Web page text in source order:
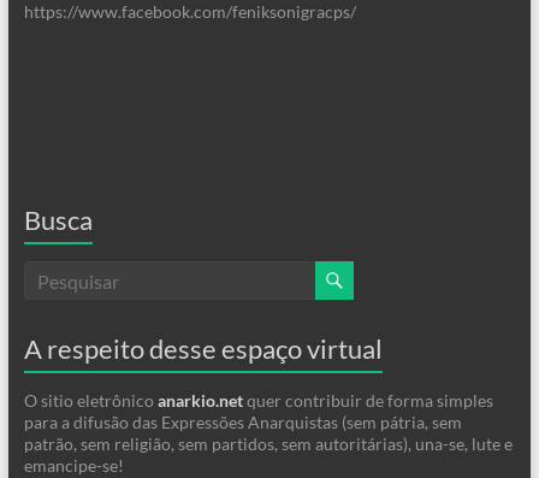
https://www.facebook.com/feniksonigracps/
Busca
A respeito desse espaço virtual
O sitio eletrônico anarkio.netquer contribuir de forma simples
para a difusão das Expressões Anarquistas (sem pátria, sem
patrão, sem religião, sem partidos, sem autoritárias), una-se, lute e
emancipe-se!